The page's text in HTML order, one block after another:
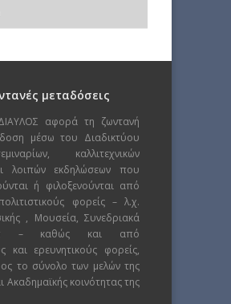
μεταδόσεις
αφορά τη ζωντανή
μέσω του Διαδικτύου
καλλιτεχνικών
λοιπών εκδηλώσεων που
ή φιλοξενούνται από
φορείς – λ.χ.
, Μουσεία, Συνεδριακά
– καθώς και από
και ερευνητικούς φορείς,
το σύνολο των μελών της
Ακαδημαϊκής κοινότητας της